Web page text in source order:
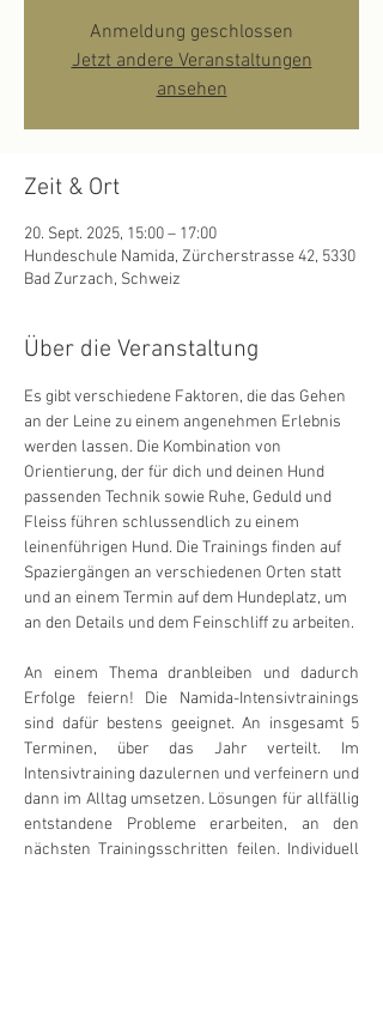
Anmeldung geschlossen
Jetzt andere Veranstaltungen
ansehen
Zeit & Ort
20. Sept. 2025, 15:00 – 17:00
Hundeschule Namida, Zürcherstrasse 42, 5330
Bad Zurzach, Schweiz
Über die Veranstaltung
Es gibt verschiedene Faktoren, die das Gehen
an der Leine zu einem angenehmen Erlebnis
werden lassen. Die Kombination von
Orientierung, der für dich und deinen Hund
passenden Technik sowie Ruhe, Geduld und
Fleiss führen schlussendlich zu einem
leinenführigen Hund. Die Trainings finden auf
Spaziergängen an verschiedenen Orten statt
und an einem Termin auf dem Hundeplatz, um
an den Details und dem Feinschliff zu arbeiten.
An einem Thema dranbleiben und dadurch
Erfolge feiern! Die Namida-Intensivtrainings
sind dafür bestens geeignet. An insgesamt 5
Terminen, über das Jahr verteilt. Im
Intensivtraining dazulernen und verfeinern und
dann im Alltag umsetzen. Lösungen für allfällig
entstandene Probleme erarbeiten, an den
nächsten Trainingsschritten feilen. Individuell